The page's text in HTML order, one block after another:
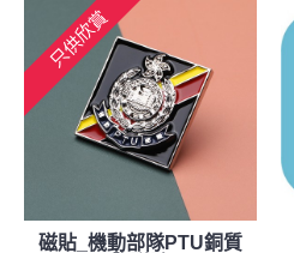
只供欣賞
磁貼_機動部隊PTU銅質